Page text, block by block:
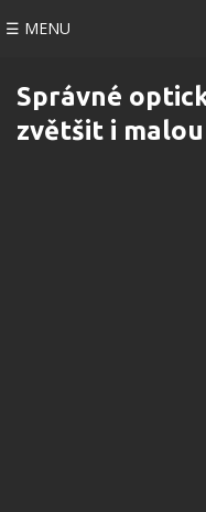
☰ MENU
Správné
zvětšit i